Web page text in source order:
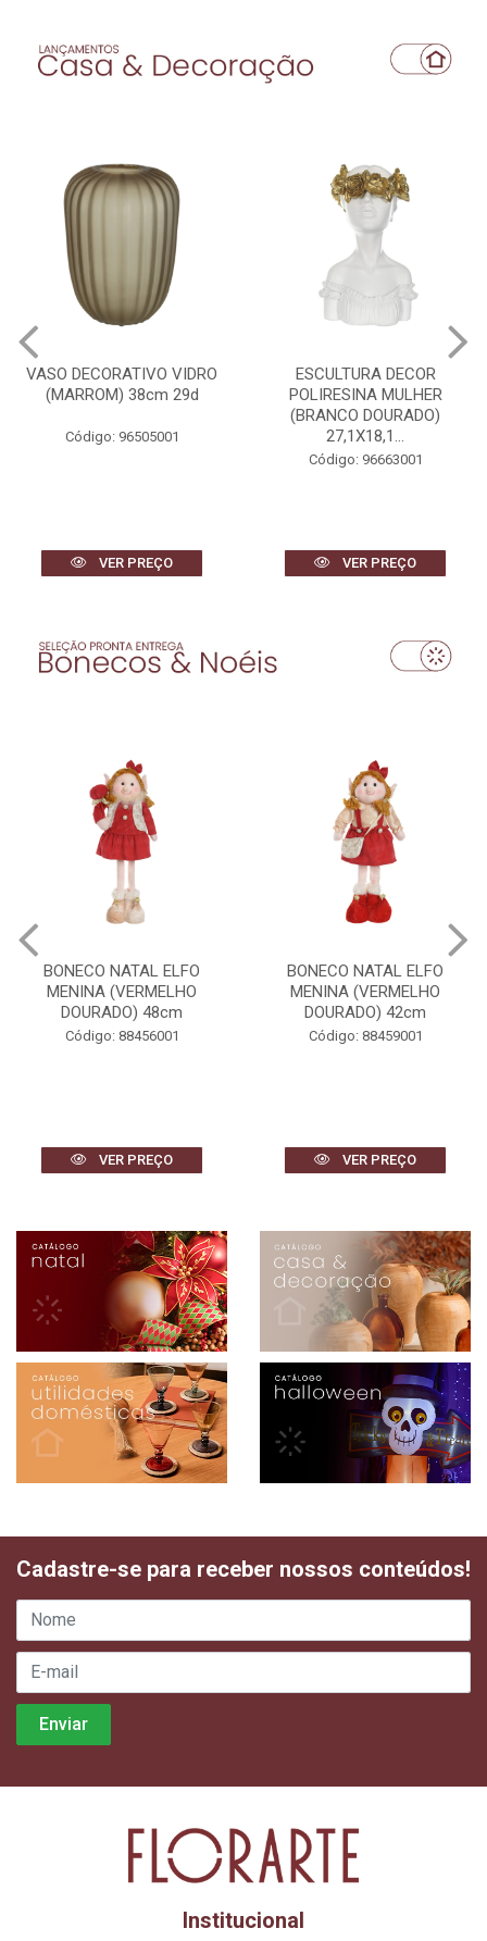
VASO DECORATIVO VIDRO
(MARROM) 38cm 29d
Código: 96505001
VER PREÇO
ESCULTURA DECOR
POLIRESINA MULHER
(BRANCO DOURADO)
27,1X18,1...
Código: 96663001
VER PREÇO
BONECO NATAL ELFO
MENINA (VERMELHO
DOURADO) 48cm
Código: 88456001
VER PREÇO
BONECO NATAL ELFO
MENINA (VERMELHO
DOURADO) 42cm
Código: 88459001
VER PREÇO
Cadastre-se para receber nossos conteúdos!
Institucional